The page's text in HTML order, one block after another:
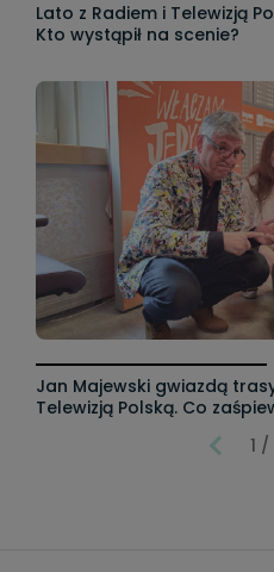
Lato z Radiem i Telewizją
Kto wystąpił na scenie?
Jan Majewski gwiazdą
Telewizją Polską. Co
1 /